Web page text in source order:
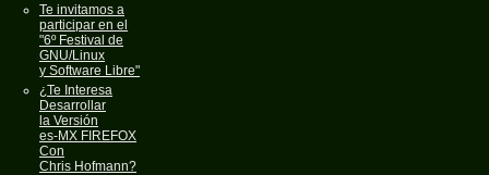
Te invitamos a
participar en el
"6º Festival de
GNU/Linux
y Software Libre"
¿Te Interesa
Desarrollar
la Versión
es-MX FIREFOX
Con
Chris Hofmann?